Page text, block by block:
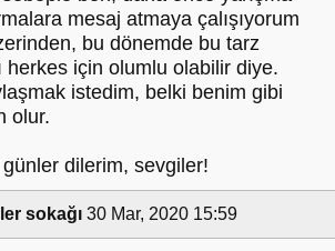
mesaj atmaya çalışıyorum
bu dönemde bu tarz
herkes için olumlu olabilir diye.
istedim, belki benim gibi
olur.
günler dilerim, sevgiler!
sokağı 30 Mar, 2020 15:59